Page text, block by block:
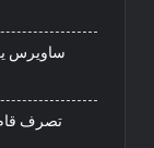
ساويرس
تصرف قام